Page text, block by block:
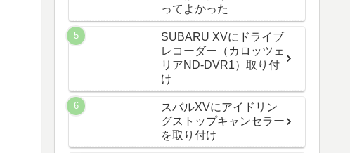
ってよかった
SUBARU XVにドライブ
レコーダー（カロッツェ
リアND-DVR1）取り付
け
スバルXVにアイドリン
グストップキャンセラー
を取り付け